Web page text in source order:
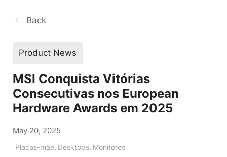
Back
Product News
MSI Conquista Vitórias
Consecutivas nos European
Hardware Awards em 2025
May 20, 2025
Placas-mãe, Desktops, Monitores